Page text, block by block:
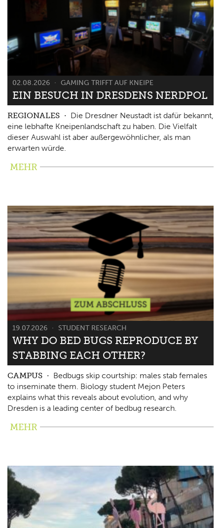
02.08.2026 GAMING TRIFFT AUF KNEIPE
EIN BESUCH IN DRESDENS NERDPOL
REGIONALES
Die Dresdner Neustadt ist dafür bekannt,
eine lebhafte Kneipenlandschaft zu haben. Die Vielfalt
dieser Auswahl ist aber außergewöhnlicher, als man
erwarten würde.
MEHR
19.07.2026 STUDENT RESEARCH
WHY DO BED BUGS REPRODUCE BY
STABBING EACH OTHER?
CAMPUS
Bedbugs skip courtship: males stab females
to inseminate them. Biology student Mejon Peters
explains what this reveals about evolution, and why
Dresden is a leading center of bedbug research.
MEHR